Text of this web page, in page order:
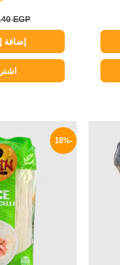
EGP
إضافة
-18%